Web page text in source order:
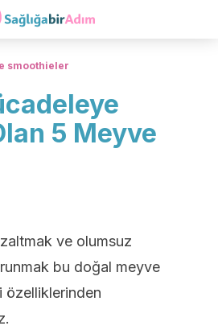
smoothieler
5 Meyve
ve olumsuz
bu doğal meyve
özelliklerinden